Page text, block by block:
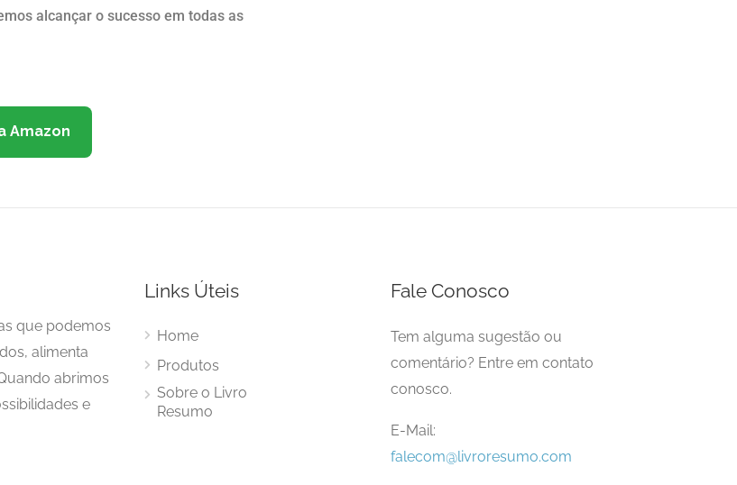
alcançar o sucesso em todas as
Amazon
que podemos
alimenta
abrimos
e
Links Úteis
Home
Produtos
Sobre o Livro
Resumo
Fale Conosco
Tem alguma sugestão ou
comentário? Entre em contato
conosco.
E-Mail:
falecom@livroresumo.com